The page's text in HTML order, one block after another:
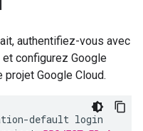
authentifiez-vous avec
configurez Google
Google Cloud.
default login